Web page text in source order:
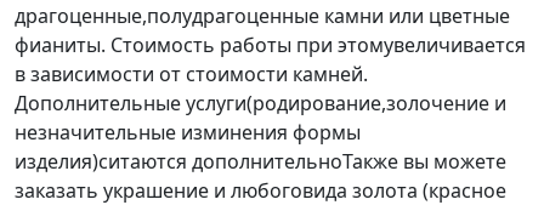
драгоценные,полудрагоценные камни или цветные
фианиты. Стоимость работы при этомувеличивается
в зависимости от стоимости камней.
Дополнительные услуги(родирование,золочение и
незначительные изминения формы
изделия)ситаются дополнительноТакже вы можете
заказать украшение и любоговида золота (красное